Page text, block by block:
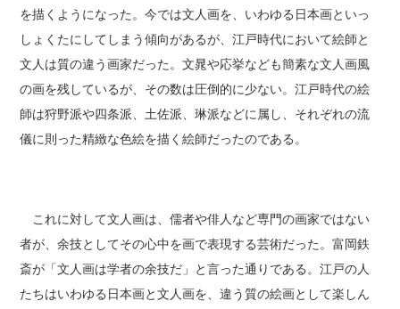
を描くようになった。今では文人画を、いわゆる日本画といっ
しょくたにしてしまう傾向があるが、江戸時代において絵師と
文人は質の違う画家だった。文晁や応挙なども簡素な文人画風
の画を残しているが、その数は圧倒的に少ない。江戸時代の絵
師は狩野派や四条派、土佐派、琳派などに属し、それぞれの流
儀に則った精緻な色絵を描く絵師だったのである。
これに対して文人画は、儒者や俳人など専門の画家ではない
者が、余技としてその心中を画で表現する芸術だった。富岡鉄
斎が「文人画は学者の余技だ」と言った通りである。江戸の人
たちはいわゆる日本画と文人画を、違う質の絵画として楽しん